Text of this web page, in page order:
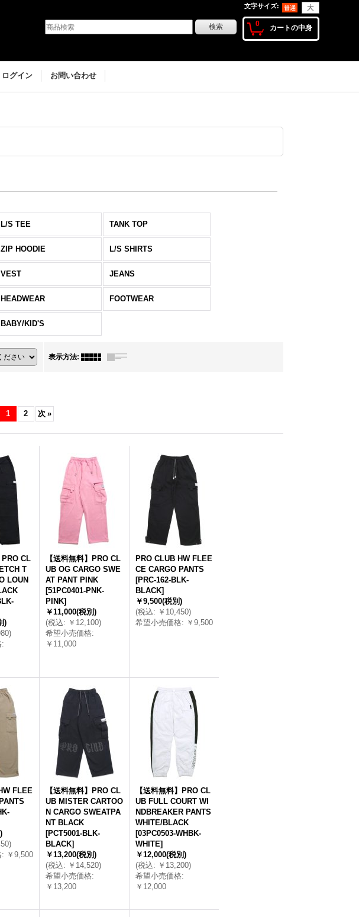
文字サイズ:
0 カートの中身
ログイン お問い合わせ
L/S TEE TANK TOP
ZIP HOODIE L/S SHIRTS
VEST JEANS
HEADWEAR FOOTWEAR
BABY/KID'S
表示方法:
1 2 次 »
PRO CL
T
LOUN
)
)
:
【送料無料】PRO CL
UB OG CARGO SWE
AT PANT PINK
[51PC0401-PNK-
PINK]
￥11,000(税別)
(税込: ￥12,100)
希望小売価格:
￥11,000
PRO CLUB HW FLEE
CE CARGO PANTS
[PRC-162-BLK-
BLACK]
￥9,500(税別)
(税込: ￥10,450)
希望小売価格: ￥9,500
FLEE
)
: ￥9,500
【送料無料】PRO CL
UB MISTER CARTOO
N CARGO SWEATPA
NT BLACK
[PCT5001-BLK-
BLACK]
￥13,200(税別)
(税込: ￥14,520)
希望小売価格:
￥13,200
【送料無料】PRO CL
UB FULL COURT WI
NDBREAKER PANTS
WHITE/BLACK
[03PC0503-WHBK-
WHITE]
￥12,000(税別)
(税込: ￥13,200)
希望小売価格:
￥12,000